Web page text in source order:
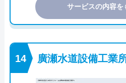
サービスの内容を
廣瀬水道設備工業